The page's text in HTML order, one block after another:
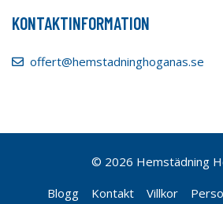
KONTAKTINFORMATION
offert@hemstadninghoganas.se
© 2026 Hemstädning
Blogg
Kontakt Villkor